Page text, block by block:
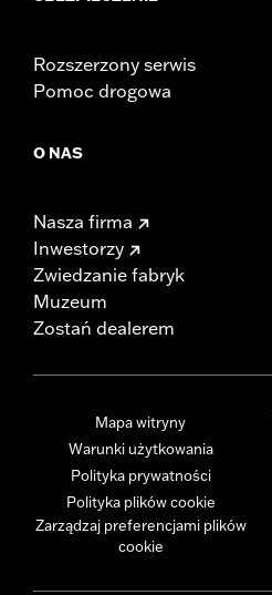
Rozszerzony serwis
Pomoc drogowa
O NAS
Nasza firma
Inwestorzy
Zwiedzanie fabryk
Muzeum
Zostań dealerem
Mapa witryny
Warunki użytkowania
Polityka prywatności
Polityka plików cookie
Zarządzaj preferencjami plików
cookie